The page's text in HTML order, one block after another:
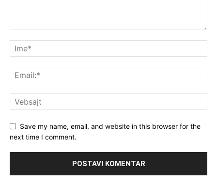
Save my name, email, and website in this browser for the
next time I comment.